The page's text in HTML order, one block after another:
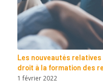
Les nouveautés
droit à la formation des
1 février 2022